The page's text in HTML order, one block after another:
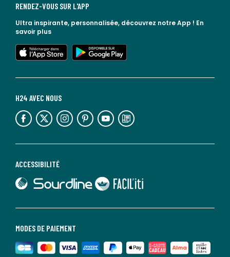
MODES DE PAIEMENT
ACCESSIBILITÉ
lien vers Sourdline
lien vers Faciliti
H24 AVEC NOUS
lien vers l'espace réseaux sociaux lien vers l'espace réseaux sociaux lien vers l'espace réseaux sociaux lien vers l'espace réseaux sociaux lien vers l'espace réseaux sociaux lien vers le blog la redoute
RENDEZ-VOUS SUR L'APP
Ultra inspirante, personnalisée, découvrez notre App ! En
savoir plus
lien vers l'app store
lien vers google play